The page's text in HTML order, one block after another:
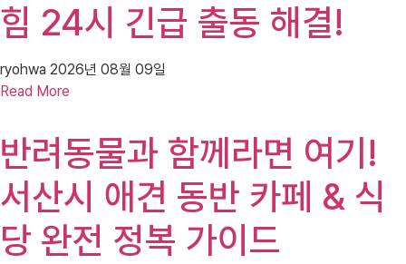
힘 24시 긴급 출동 해결!
ryohwa 2026년 08월 09일
Read More
반려동물과 함께라면 여기!
서산시 애견 동반 카페 & 식
당 완전 정복 가이드